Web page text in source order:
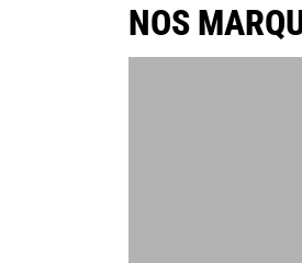
NOS